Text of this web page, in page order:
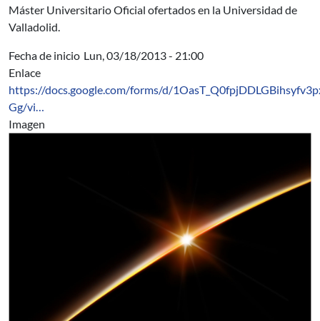
Máster Universitario Oficial ofertados en la Universidad de
Valladolid.
Fecha de inicio Lun, 03/18/2013 - 21:00
Enlace
https://docs.google.com/forms/d/
Gg/vi…
Imagen